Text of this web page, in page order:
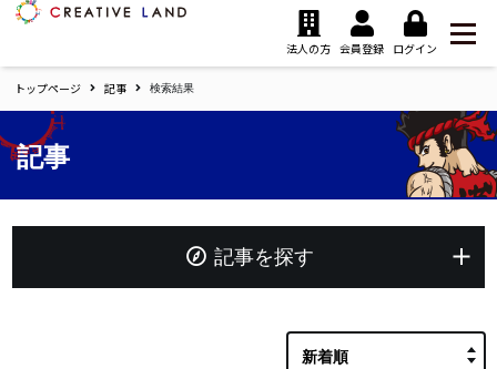
ク
エ
イ
テ
ィ
ブ
ド
法人の方 会員登録 ログイン
トップページ 記事 検索結果
記事
記事を探す